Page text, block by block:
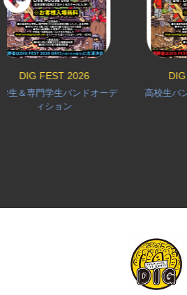
FEST 2026
学生バンドオーデ
ィション
DIG FEST
高校生バンドオー